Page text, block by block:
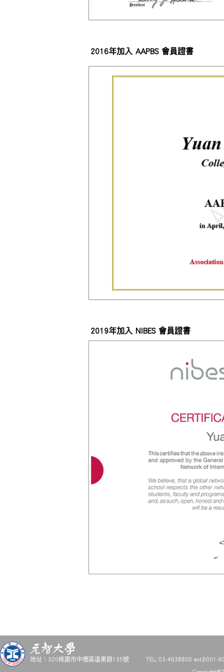
2016年加入 AAPBS 會員證書
2019年加入 NIBES 會員證書
地址：320桃園市中壢區遠東路135號 TEL: 03-4638800 ext.6001-